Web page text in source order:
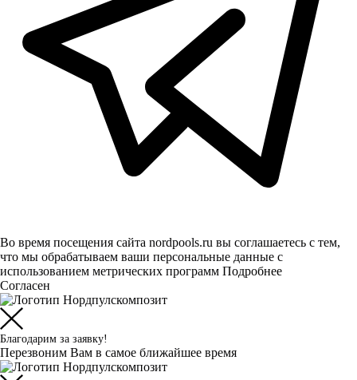
Во время посещения сайта nordpools.ru вы соглашаетесь с тем,
что мы обрабатываем ваши персональные данные с
использованием метрических программ Подробнее
Согласен
Благодарим за заявку!
Перезвоним Вам в самое ближайшее время